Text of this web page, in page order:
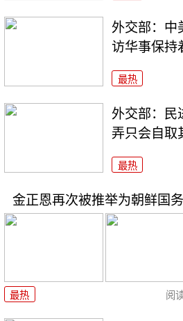
外交部：中
访华事保持
最热
外交部：民
弄只会自取
最热
金正恩再次被推举为朝鲜国
最热 阅